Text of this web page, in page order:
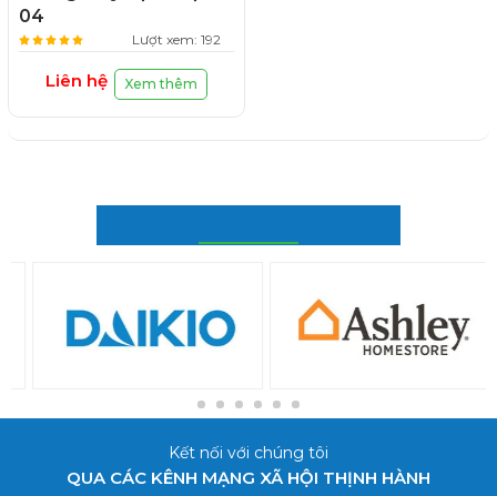
04
Lượt xem: 192
Liên hệ Xem thêm
Kết nối với chúng tôi
QUA CÁC KÊNH MẠNG XÃ HỘI THỊNH HÀNH